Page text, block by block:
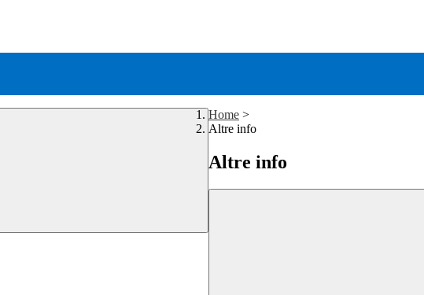
Home >
Altre info
Altre info